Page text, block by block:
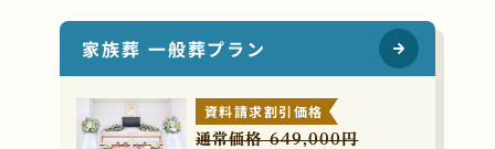
家族葬 一般葬プラン
資料請求割引価格
通常価格 649,000円